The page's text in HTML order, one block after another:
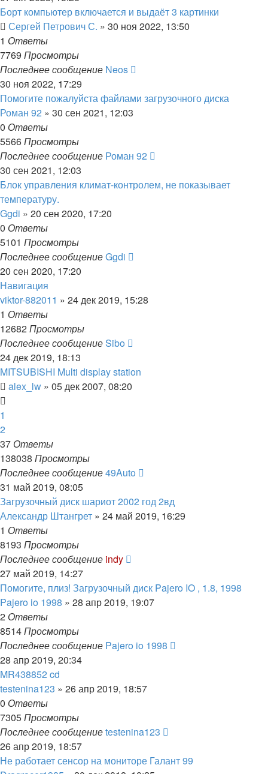
Борт компьютер включается и выдаёт 3 картинки
Сергей Петрович С. » 30 ноя 2022, 13:50
1 Ответы
7769 Просмотры
Последнее сообщение Neos
30 ноя 2022, 17:29
Помогите пожалуйста файлами загрузочного диска
Роман 92 » 30 сен 2021, 12:03
0 Ответы
5566Просмотры
Последнее сообщение Роман 92
30 сен 2021, 12:03
Блок управления климат-контролем, не показывает
температуру.
Ggdi » 20 сен 2020, 17:20
0 Ответы
5101 Просмотры
Последнее сообщениеGgdi
20 сен 2020, 17:20
Навигация
viktor-882011 » 24 дек 2019, 15:28
1 Ответы
12682Просмотры
Последнее сообщениеSibo
24 дек 2019, 18:13
MITSUBISHI Multi display station
alex_lw » 05 дек 2007, 08:20
1
2
37 Ответы
138038 Просмотры
Последнее сообщение49Auto
31 май 2019, 08:05
Загрузочный диск шариот 2002 год 2вд
Александр Штангрет » 24 май 2019, 16:29
1 Ответы
8193 Просмотры
Последнее сообщение indy
27 май 2019, 14:27
Помогите, плиз! Загрузочный диск Pajero IO , 1.8, 1998
Pajero io 1998 » 28 апр 2019, 19:07
2 Ответы
8514Просмотры
Последнее сообщение Pajero io 1998
28 апр 2019, 20:34
MR438852 cd
testenina123 » 26 апр 2019, 18:57
0 Ответы
7305Просмотры
Последнее сообщениеtestenina123
26 апр 2019, 18:57
Не работает сенсор на мониторе Галант 99